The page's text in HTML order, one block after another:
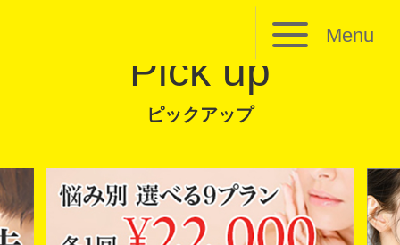
Menu
Pick up
ピックアップ